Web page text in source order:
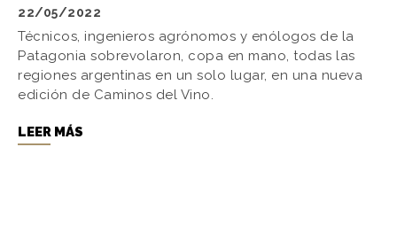
22/05/2022
Técnicos, ingenieros agrónomos y enólogos de la
Patagonia sobrevolaron, copa en mano, todas las
regiones argentinas en un solo lugar, en una nueva
edición de Caminos del Vino.
LEER MÁS